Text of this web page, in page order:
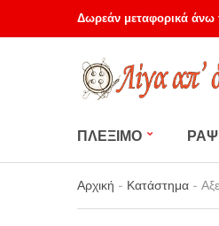
Δωρεάν μεταφορικά άνω
ΠΛΕΞΙΜΟ
Αρχική - Κατάστημα -